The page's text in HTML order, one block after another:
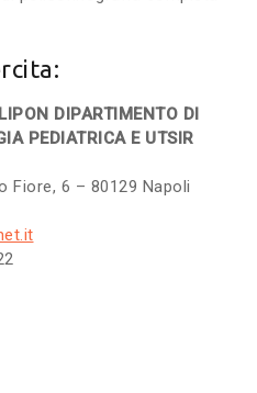
DIPARTIMENTO DI
PEDIATRICA E UTSIR
Fiore, 6 – 80129 Napoli